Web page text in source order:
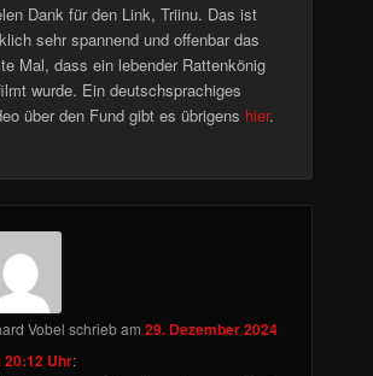
Dank für den Link, Triinu. Das ist
sehr spannend und offenbar das
Mal, dass ein lebender Rattenkönig
wurde. Ein deutschsprachiges
über den Fund gibt es übrigens hier.
Vobel schriebam29. Dezember 2024
20:12 Uhr: